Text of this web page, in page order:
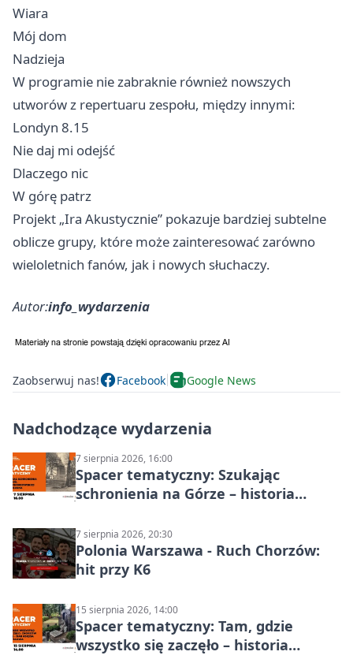
Wiara
Mój dom
Nadzieja
W programie nie zabraknie również nowszych
utworów z repertuaru zespołu, między innymi:
Londyn 8.15
Nie daj mi odejść
Dlaczego nic
W górę patrz
Projekt „Ira Akustycznie” pokazuje bardziej subtelne
oblicze grupy, które może zainteresować zarówno
wieloletnich fanów, jak i nowych słuchaczy.
Autor:info_wydarzenia
Zaobserwuj nas! Facebook Google News
Nadchodzące wydarzenia
7 sierpnia 2026, 16:00
Spacer tematyczny: Szukając
schronienia na Górze – historia
7 sierpnia 2026, 20:30
Polonia Warszawa - Ruch Chorzów:
hit przy K6
15 sierpnia 2026, 14:00
Spacer tematyczny: Tam, gdzie
wszystko się zaczęło – historia